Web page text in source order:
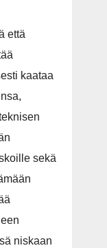
että
kaataa
sekä
niskaan